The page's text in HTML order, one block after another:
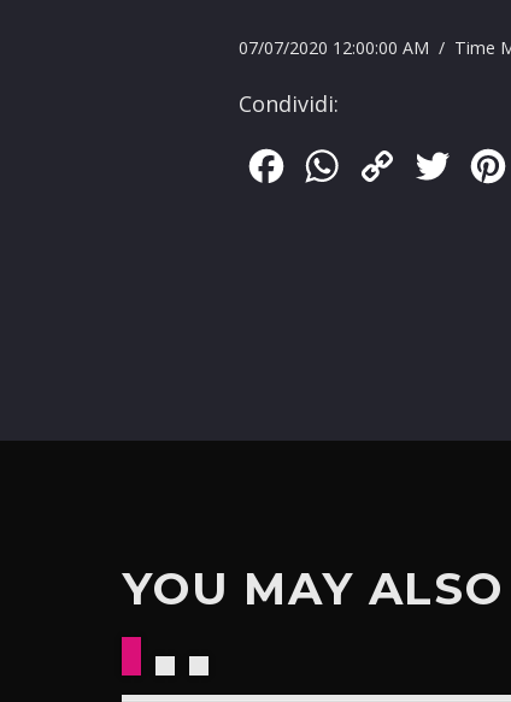
07/07/2020 12:00:00 AM / Time
Condividi:
FacebookWhatsApp
Copy
Twitter
YOU MAY